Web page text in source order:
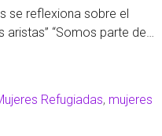
se reflexiona sobre el
aristas” “Somos parte de
Refugiadas, mujeres